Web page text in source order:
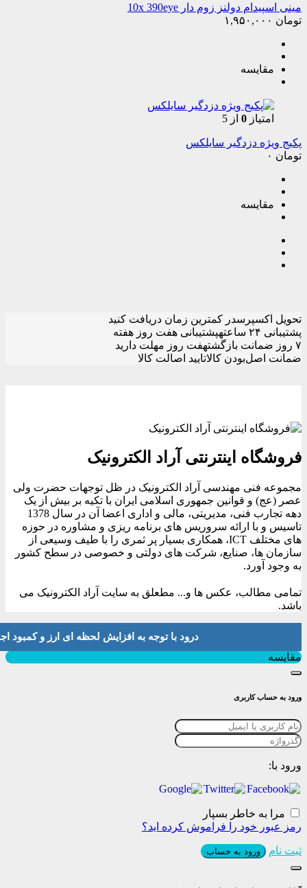
مینی اسپیدام دولنز زوم دار 10x 390eye
تومان
مقایسه
امتیاز 0 از 5
پکیج ویژه دزدگیر سایلکس
تومان
مقایسه
تحویل اکسپرسدر کمترین زمان دریافت کنید
پشتیبانی ۲۴ ساعته
پشتیبانی هفت روز هفته
۷ روز ضمانت بازگشت
هفت روز مهلت دارید
ضمانت اصل‌بودن کالاتایید اصالت کالا
فروشگاه اینترنتی آراد الکترونیک
مجموعه فنی مهندسی آراد الکترونیک در ظل توجهات حضرت ولی
عصر (عج) و قوانین جمهوری اسلامی ایران با تکیه بر بیش از یک
دهه تجارب فنی، مدیریتی، مالی و اداری اعضا آن در سال 1378
تاسیس و با ارائه سروریس های برنامه ریزی و مشاوره در حوزه
های مختلف ICT، همکاری بسیار پر ثمری را با طیف وسیعی از
سازمان ها، صنایع، شرکت های دولتی و خصوصی در سطح کشور
به وجود آورد.
تمامی مطالب، عکس ها و... مطعلق به سایت آراد الکترونیک می
باشد.
درود با توجه به افزایش لحظه ای ارز و کمبود اجناس لطفا موجودی
مقایسه
ورود به حساب کاربری
ورود با:
مرا به خاطر بسپار
رمز عبور خود را فراموش کرده اید؟
ثبت نام ورود به حساب